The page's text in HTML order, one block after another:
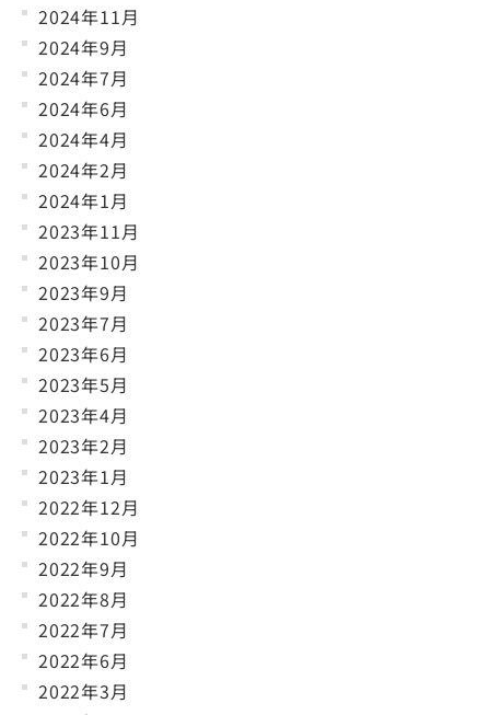
2024年11月
2024年9月
2024年7月
2024年6月
2024年4月
2024年2月
2024年1月
2023年11月
2023年10月
2023年9月
2023年7月
2023年6月
2023年5月
2023年4月
2023年2月
2023年1月
2022年12月
2022年10月
2022年9月
2022年8月
2022年7月
2022年6月
2022年3月